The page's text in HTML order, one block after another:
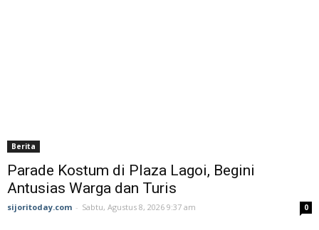
Berita
Parade Kostum di Plaza Lagoi, Begini
Antusias Warga dan Turis
sijoritoday.com - Sabtu, Agustus 8, 2026 9:37 am 0